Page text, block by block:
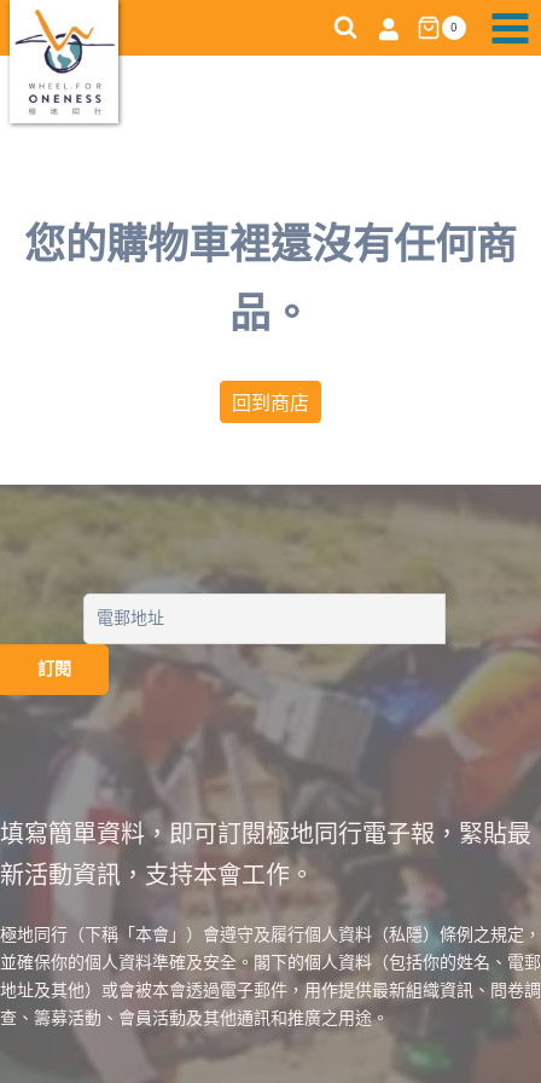
to
content
0
您的購物車裡還沒有任何商
品。
回到商店
填寫簡單資料，即可訂閱極地同行電子報，緊貼最
新活動資訊，支持本會工作。
極地同行（下稱「本會」）會遵守及履行個人資料（私隱）條例之規定，
並確保你的個人資料準確及安全。閣下的個人資料（包括你的姓名、電郵
地址及其他）或會被本會透過電子郵件，用作提供最新組織資訊、問卷調
查、籌募活動、會員活動及其他通訊和推廣之用途。